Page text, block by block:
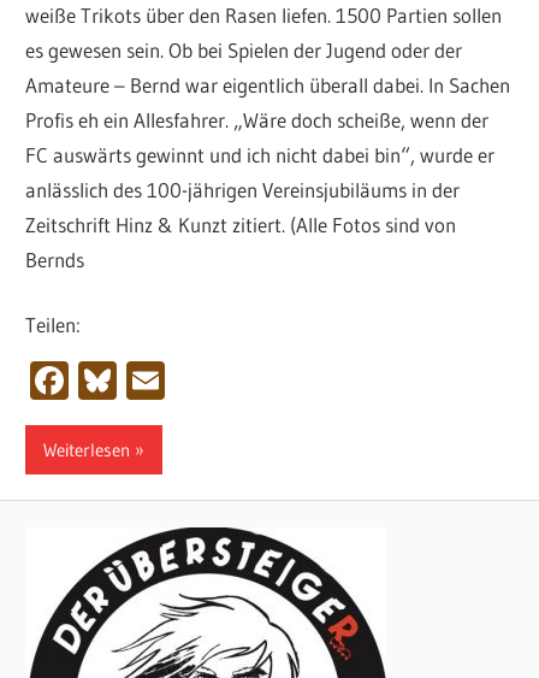
weiße Trikots über den Rasen liefen. 1500 Partien sollen
es gewesen sein. Ob bei Spielen der Jugend oder der
Amateure – Bernd war eigentlich überall dabei. In Sachen
Profis eh ein Allesfahrer. „Wäre doch scheiße, wenn der
FC auswärts gewinnt und ich nicht dabei bin“, wurde er
anlässlich des 100-jährigen Vereinsjubiläums in der
Zeitschrift Hinz & Kunzt zitiert. (Alle Fotos sind von
Bernds
Teilen:
Facebook
Bluesky
Weiterlesen